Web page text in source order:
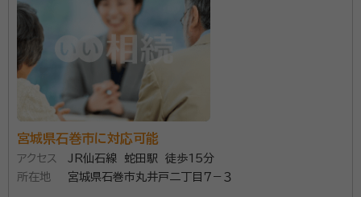
宮城県石巻市に対応可能
アクセス
JR仙石線 蛇田駅 徒歩15分
所在地
宮城県石巻市丸井戸二丁目７－３